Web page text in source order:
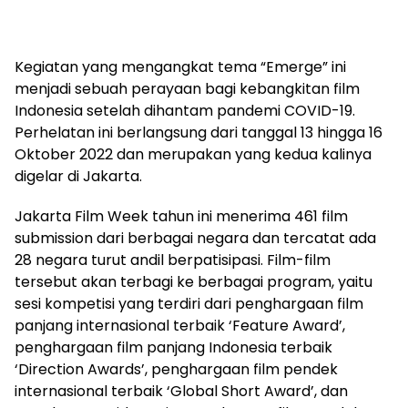
Kegiatan yang mengangkat tema “Emerge” ini
menjadi sebuah perayaan bagi kebangkitan film
Indonesia setelah dihantam pandemi COVID-19.
Perhelatan ini berlangsung dari tanggal 13 hingga 16
Oktober 2022 dan merupakan yang kedua kalinya
digelar di Jakarta.
Jakarta Film Week tahun ini menerima 461 film
submission dari berbagai negara dan tercatat ada
28 negara turut andil berpatisipasi. Film-film
tersebut akan terbagi ke berbagai program, yaitu
sesi kompetisi yang terdiri dari penghargaan film
panjang internasional terbaik ‘Feature Award’,
penghargaan film panjang Indonesia terbaik
‘Direction Awards’, penghargaan film pendek
internasional terbaik ‘Global Short Award’, dan